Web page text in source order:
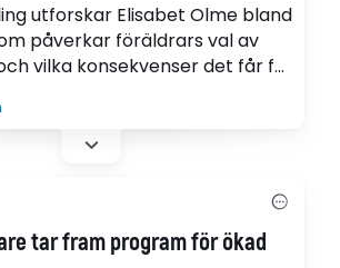
utforskar Elisabet Olme bland
påverkar föräldrars val av
vilka konsekvenser det får för
av elever mellan skolor.
tar fram program för ökad